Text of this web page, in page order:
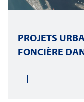
PROJETS
FONCIÈRE